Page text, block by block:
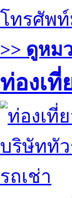
โทรศัพ
>> ดูหม
ท่องเที่
บริษัททั
รถเช่า